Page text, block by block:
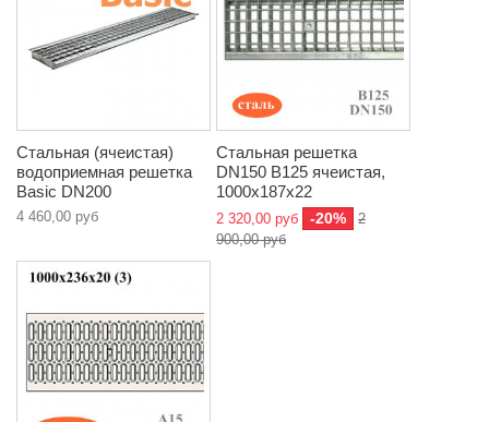
Стальная (ячеистая)
водоприемная решетка
Basic DN200
4 460,00 руб
Стальная решетка
DN150 B125 ячеистая,
1000х187х22
2 320,00 руб -20%
2
900,00 руб